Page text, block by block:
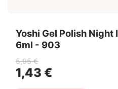
Yoshi Gel Polish
6ml - 903
5,95 €
1,43 €